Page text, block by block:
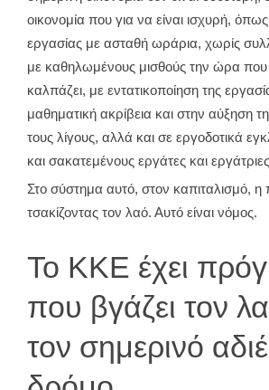
οικονομία που για να είναι ισχυρή, όπως
εργασίας με ασταθή ωράρια, χωρίς
με καθηλωμένους μισθούς την ώρα που
καλπάζει, με εντατικοποίηση της
μαθηματική ακρίβεια και στην αύξηση
τους λίγους, αλλά και σε εργοδοτικά
και σακατεμένους εργάτες και
Στο σύστημα αυτό, στον καπιταλισμό, η
τσακίζοντας τον λαό. Αυτό είναι νόμος.
Το ΚΚΕ έχει
που βγάζει τον
τον σημερινό